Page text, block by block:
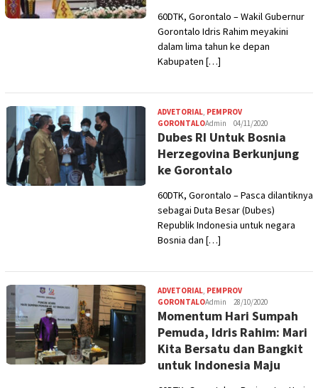
60DTK, Gorontalo – Wakil Gubernur
Gorontalo Idris Rahim meyakini
dalam lima tahun ke depan
Kabupaten […]
ADVETORIAL, PEMPROV
GORONTALOAdmin 04/11/2020
Dubes RI Untuk Bosnia
Herzegovina Berkunjung
ke Gorontalo
60DTK, Gorontalo – Pasca dilantiknya
sebagai Duta Besar (Dubes)
Republik Indonesia untuk negara
Bosnia dan […]
ADVETORIAL, PEMPROV
GORONTALOAdmin 28/10/2020
Momentum Hari Sumpah
Pemuda, Idris Rahim: Mari
Kita Bersatu dan Bangkit
untuk Indonesia Maju